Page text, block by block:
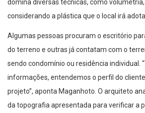
domina diversas técnicas, como
considerando a plástica que o local irá
Algumas pessoas procuram o escritório
do terreno e outras já contatam com o
sendo condomínio ou residência individual.
informações, entendemos o perfil do
projeto”, aponta Maganhoto. O arquiteto
da topografia apresentada para verificar a